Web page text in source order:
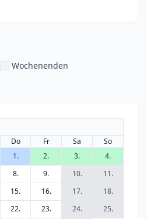
Wochenenden
Do Fr Sa
So
1.
2. 3.
4.
8. 9. 10.
11.
15. 16. 17.
18.
22. 23. 24.
25.